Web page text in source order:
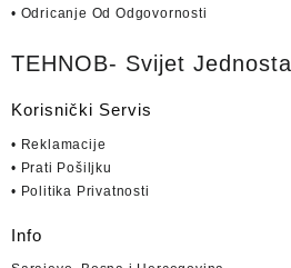
• Odricanje Od Odgovornosti
TEHNOB- Svijet
Korisnički Servis
• Reklamacije
• Prati Pošiljku
• Politika Privatnosti
Info